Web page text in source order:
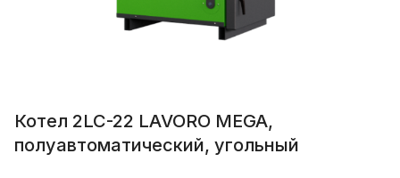
Котел 2LC-22 LAVORO MEGA,
полуавтоматический, угольный